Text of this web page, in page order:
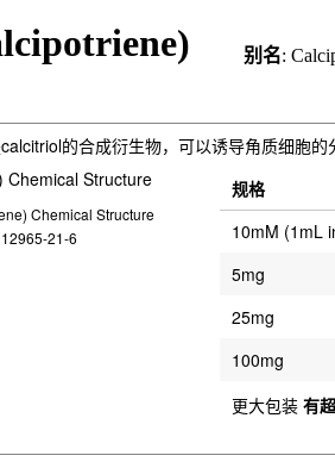
别名:
的合成衍生物，可以诱导角质细胞
Chemical Structure
21-6
规格
10mM (1mL
5mg
25mg
100mg
更大包装 有